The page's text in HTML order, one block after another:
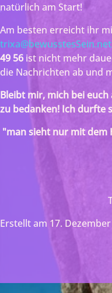
natürlich am Start!
Am besten erreicht ihr
trixa@bewusstesSein.net
49 56 ist nicht mehr
die Nachrichten ab und
Bleibt mir, mich bei
zu bedanken! Ich durfte
"man sieht nur mit dem
Erstellt am 17.